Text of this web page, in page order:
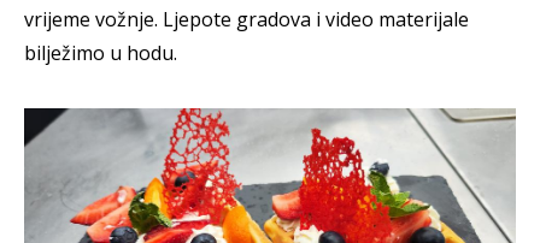
vrijeme vožnje. Ljepote gradova i video materijale
bilježimo u hodu.